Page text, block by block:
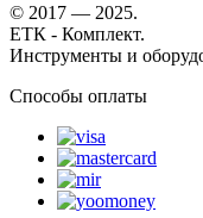
© 2017 — 2025.
ЕТК - Комплект.
Инструменты и
Способы оплаты